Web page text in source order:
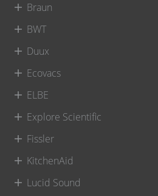
Braun
BWT
Duux
Ecovacs
ELBE
Explore Scientific
Fissler
KitchenAid
Lucid Sound